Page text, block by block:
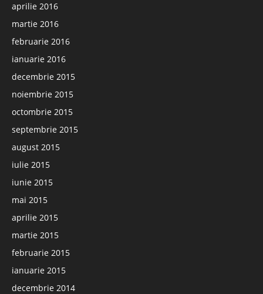
aprilie 2016
martie 2016
februarie 2016
ianuarie 2016
decembrie 2015
noiembrie 2015
octombrie 2015
septembrie 2015
august 2015
iulie 2015
iunie 2015
mai 2015
aprilie 2015
martie 2015
februarie 2015
ianuarie 2015
decembrie 2014